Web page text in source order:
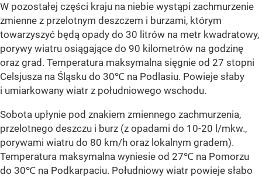
W pozostałej części kraju na niebie wystąpi zachmurzenie
zmienne z przelotnym deszczem i burzami, którym
towarzyszyć będą opady do 30 litrów na metr kwadratowy,
porywy wiatru osiągające do 90 kilometrów na godzinę
oraz grad. Temperatura maksymalna sięgnie od 27 stopni
Celsjusza na Śląsku do 30℃ na Podlasiu. Powieje słaby
i umiarkowany wiatr z południowego wschodu.
Sobota upłynie pod znakiem zmiennego zachmurzenia,
przelotnego deszczu i burz (z opadami do 10-20 l/mkw.,
porywami wiatru do 80 km/h oraz lokalnym gradem).
Temperatura maksymalna wyniesie od 27℃ na Pomorzu
do 30℃ na Podkarpaciu. Południowy wiatr powieje słabo